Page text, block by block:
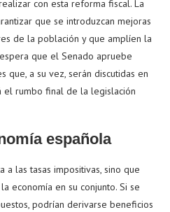
con esta reforma fiscal. La
que se introduzcan mejoras
de la población y que amplíen la
que el Senado apruebe
que, a su vez, serán discutidas en
el rumbo final de la legislación
española
las tasas impositivas, sino que
economía en su conjunto. Si se
podrían derivarse beneficios